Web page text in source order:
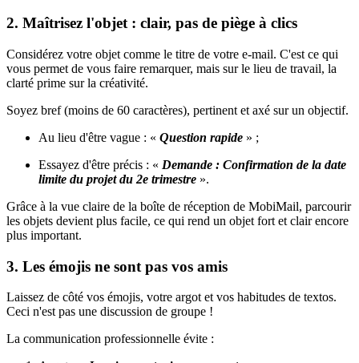
2. Maîtrisez l'objet : clair, pas de piège à clics
Considérez votre objet comme le titre de votre e-mail. C'est ce qui
vous permet de vous faire remarquer, mais sur le lieu de travail, la
clarté prime sur la créativité.
Soyez bref (moins de 60 caractères), pertinent et axé sur un objectif.
Au lieu d'être vague : « Question rapide » ;
Essayez d'être précis : « Demande : Confirmation de la date
limite du projet du 2e trimestre ».
Grâce à la vue claire de la boîte de réception de MobiMail, parcourir
les objets devient plus facile, ce qui rend un objet fort et clair encore
plus important.
3. Les émojis ne sont pas vos amis
Laissez de côté vos émojis, votre argot et vos habitudes de textos.
Ceci n'est pas une discussion de groupe !
La communication professionnelle évite :